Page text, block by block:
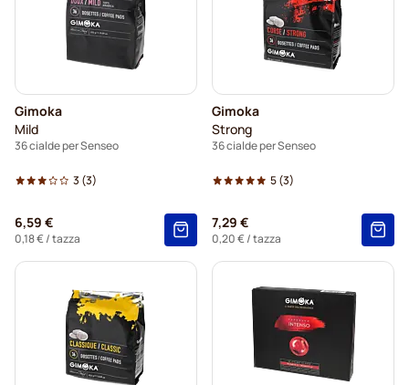
Gimoka
Mild
36 cialde per Senseo
3 (3)
6,59 €
0,18 €/ tazza
Gimoka
Strong
36 cialde per Senseo
5(3)
7,29 €
0,20 €/ tazza